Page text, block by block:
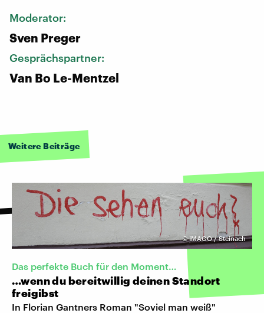
Moderator:
Sven Preger
Gesprächspartner:
Van Bo Le-Mentzel
Weitere Beiträge
©IMAGO / Steinach
Das perfekte Buch für den Moment…
…wenn du bereitwillig deinen Standort
freigibst
In Florian Gantners Roman "Soviel man weiß"